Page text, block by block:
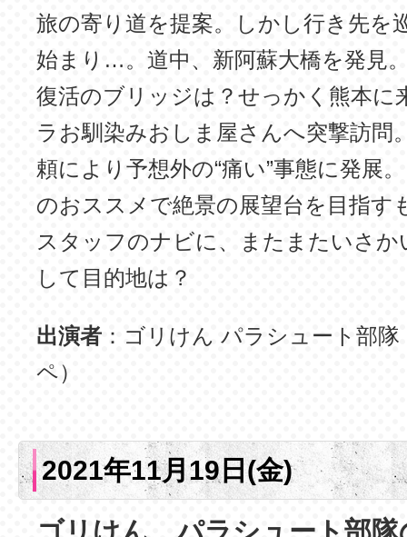
旅の寄り道を提案。しかし行き先を
始まり…。道中、新阿蘇大橋を発見
復活のブリッジは？せっかく熊本に
ラお馴染みおしま屋さんへ突撃訪問
頼により予想外の“痛い”事態に発展
のおススメで絶景の展望台を目指す
スタッフのナビに、またまたいさ
して目的地は？
出演者 ：ゴリけん パラシュート部
ペ）
2021年11月19日(金)
ゴリけん、パラシュート部